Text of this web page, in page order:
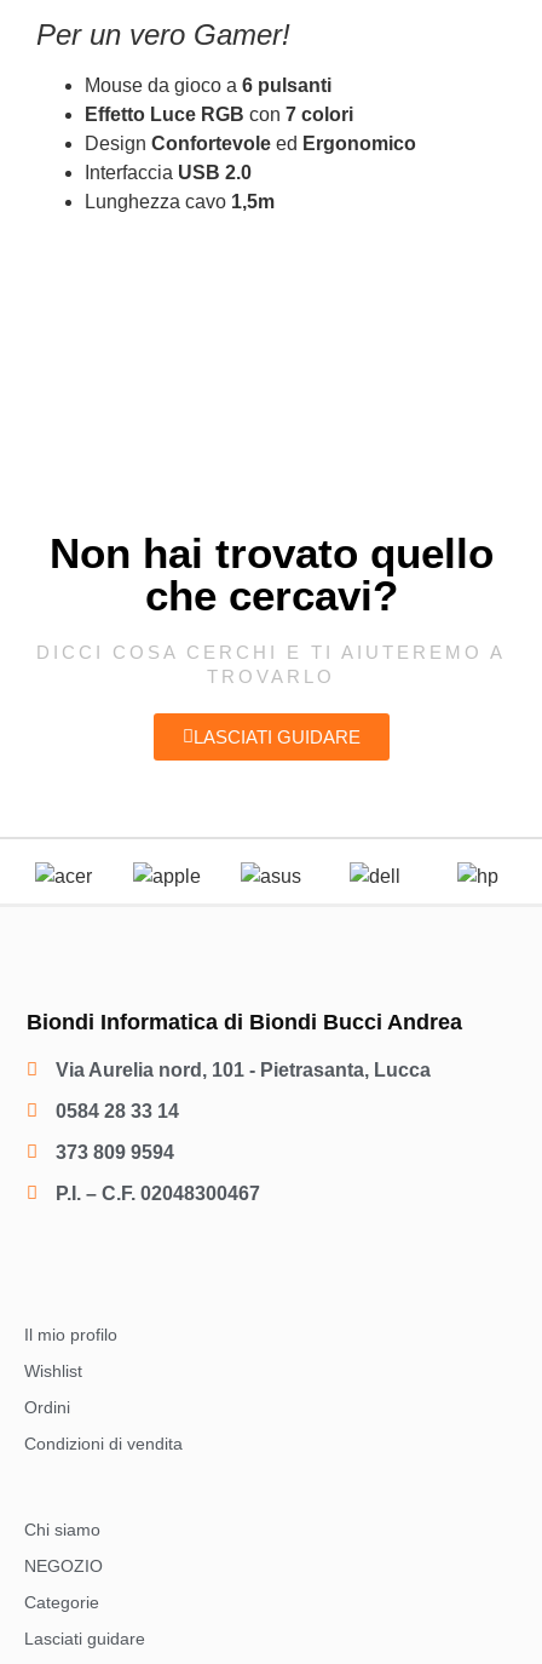
Per un vero Gamer!
Mouse da gioco a 6 pulsanti
Effetto Luce RGB con 7 colori
Design Confortevole ed Ergonomico
Interfaccia USB 2.0
Lunghezza cavo 1,5m
Non hai trovato quello
che cercavi?
DICCI COSA CERCHI E TI AIUTEREMO A
TROVARLO
LASCIATI GUIDARE
Biondi Informatica di Biondi Bucci Andrea
Via Aurelia nord, 101 - Pietrasanta, Lucca
0584 28 33 14
373 809 9594
P.I. – C.F. 02048300467
Il mio profilo
Wishlist
Ordini
Condizioni di vendita
Chi siamo
NEGOZIO
Categorie
Lasciati guidare